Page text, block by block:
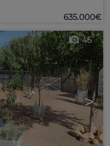
635.000€
>
45